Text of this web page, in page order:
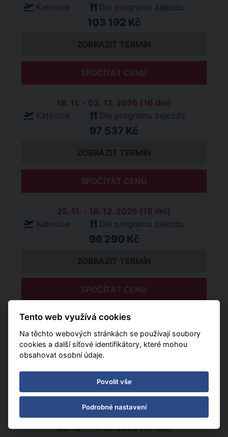
Katovice
Dle programu zájezdu
103 192 Kč
ZOBRAZIT TERMÍN
SPOČÍTAT CENU
18. 11. - 03. 12. 2026 (16 dní)
Katovice
Dle programu zájezdu
97 537 Kč
ZOBRAZIT TERMÍN
SPOČÍTAT CENU
25. 11. - 10. 12. 2026 (16 dní)
Katovice
Dle programu zájezdu
96 290 Kč
ZOBRAZIT TERMÍN
SPOČÍTAT CENU
29. 11. - 14. 12. 2026 (16 dní)
Varšava
Dle programu zájezdu
95 162 Kč
ZOBRAZIT TERMÍN
SPOČÍTAT CENU
02. 12. - 17. 12. 2026 (16 dní)
Tento web využívá cookies
Na těchto webových stránkách se používají soubory
cookies a další síťové identifikátory, které mohou
obsahovat osobní údaje.
Povolit vše
Podrobné nastavení